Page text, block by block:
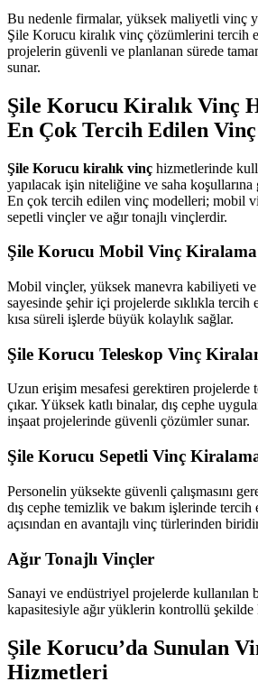
Bu nedenle firmalar, yüksek maliyetli vinç
Şile Korucu kiralık vinç çözümlerini tercih
projelerin güvenli ve planlanan sürede
sunar.
Şile Korucu Kiralık Vinç
En Çok Tercih Edilen
Şile Korucu kiralık vinç hizmetlerinde
yapılacak işin niteliğine ve saha
En çok tercih edilen vinç modelleri; mobil
sepetli vinçler ve ağır tonajlı vinçlerdir.
Şile Korucu Mobil Vinç Kiralama
Mobil vinçler, yüksek manevra kabiliyeti ve
sayesinde şehir içi projelerde sıklıkla
kısa süreli işlerde büyük kolaylık sağlar.
Şile Korucu Teleskop Vinç
Uzun erişim mesafesi gerektiren projelerde
çıkar. Yüksek katlı binalar, dış cephe
inşaat projelerinde güvenli çözümler sunar.
Şile Korucu Sepetli Vinç
Personelin yüksekte güvenli çalışmasını
dış cephe temizlik ve bakım işlerinde
açısından en avantajlı vinç türlerinden
Ağır Tonajlı Vinçler
Sanayi ve endüstriyel projelerde kullanılan
kapasitesiyle ağır yüklerin kontrollü şekilde
Şile Korucu’da Sunulan
Hizmetleri